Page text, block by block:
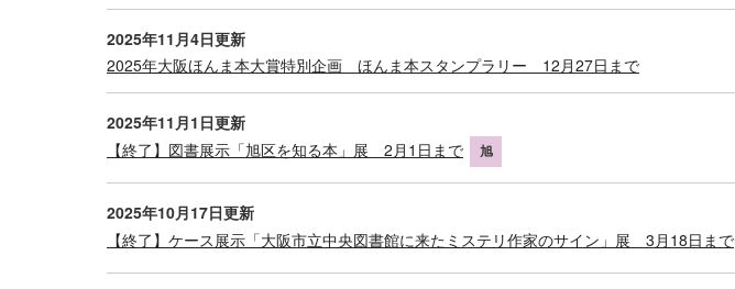
2025年11月4日更新
2025年大阪ほんま本大賞特別企画 ほんま本スタンプラリー 12月27日まで
2025年11月1日更新
【終了】図書展示「旭区を知る本」展 2月1日まで
旭
2025年10月17日更新
【終了】ケース展示「大阪市立中央図書館に来たミステリ作家のサイン」展 3月18日まで